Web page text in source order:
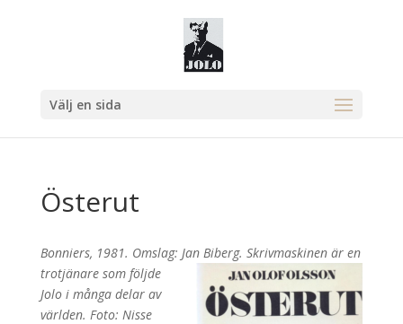
Välj en sida
Österut
Bonniers, 1981. Omslag: Jan Biberg. Skrivmaskinen är en
trotjänare som följde
Jolo i många delar av
världen. Foto: Nisse